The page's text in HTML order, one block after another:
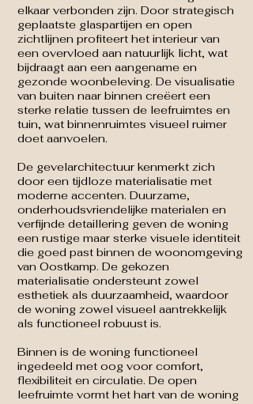
elkaar verbonden zijn. Door strategisch
geplaatste glaspartijen en open
zichtlijnen profiteert het interieur van
een overvloed aan natuurlijk licht, wat
bijdraagt aan een aangename en
gezonde woonbeleving. De visualisatie
van buiten naar binnen creëert een
sterke relatie tussen de leefruimtes en
tuin, wat binnenruimtes visueel ruimer
doet aanvoelen.
De gevelarchitectuur kenmerkt zich
door een tijdloze materialisatie met
moderne accenten. Duurzame,
onderhoudsvriendelijke materialen en
verfijnde detaillering geven de woning
een rustige maar sterke visuele identiteit
die goed past binnen de woonomgeving
van Oostkamp. De gekozen
materialisatie ondersteunt zowel
esthetiek als duurzaamheid, waardoor
de woning zowel visueel aantrekkelijk
als functioneel robuust is.
Binnen is de woning functioneel
ingedeeld met oog voor comfort,
flexibiliteit en circulatie. De open
leefruimte vormt het hart van de woning